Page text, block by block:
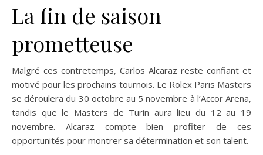
La fin de saison
prometteuse
Malgré ces contretemps, Carlos Alcaraz reste confiant et
motivé pour les prochains tournois. Le Rolex Paris Masters
se déroulera du 30 octobre au 5 novembre à l’Accor Arena,
tandis que le Masters de Turin aura lieu du 12 au 19
novembre. Alcaraz compte bien profiter de ces
opportunités pour montrer sa détermination et son talent.